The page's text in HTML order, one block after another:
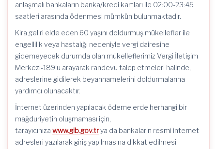
anlaşmalı bankaların banka/kredi kartları ile 02:00-23:45
saatleri arasında ödenmesi mümkün bulunmaktadır.
Kira geliri elde eden 60 yaşını doldurmuş mükellefler ile
engellilik veya hastalığı nedeniyle vergi dairesine
gidemeyecek durumda olan mükelleflerimiz Vergi İletişim
Merkezi-189’u arayarak randevu talep etmeleri halinde,
adreslerine gidilerek beyannamelerini doldurmalarına
yardımcı olunacaktır.
İnternet üzerinden yapılacak ödemelerde herhangi bir
mağduriyetin oluşmaması için,
tarayıcınıza www.gib.gov.trya da bankaların resmi internet
adresleri yazılarak giriş yapılmasına dikkat edilmesi